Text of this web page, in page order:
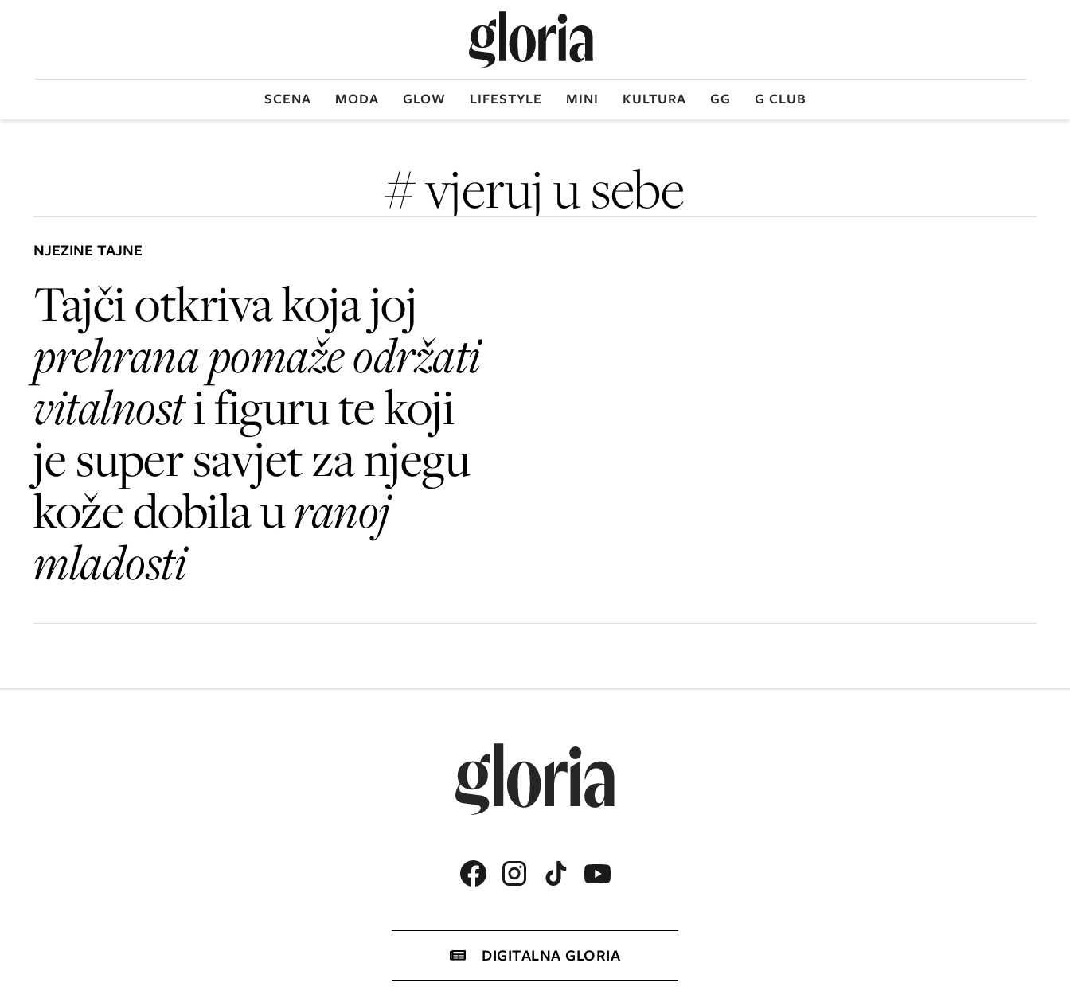
SCENA MODA GLOW LIFESTYLE MINI KULTURA GG G CLUB
# vjeruj u sebe
NJEZINE TAJNE
Tajči otkriva koja joj
prehrana pomaže održati
vitalnosti figuru te koji
je super savjet za njegu
kože dobila uranoj
mladosti
DIGITALNA GLORIA